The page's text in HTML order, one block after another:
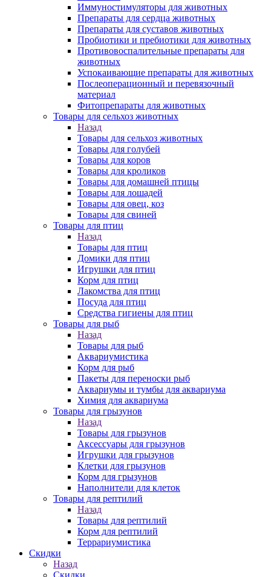
Иммуностимуляторы для животных
Препараты для сердца животных
Препараты для суставов животных
Пробиотики и пребиотики для животных
Противовоспалительные препараты для
животных
Успокаивающие препараты для животных
Послеоперационный и перевязочный
материал
Фитопрепараты для животных
Товары для сельхоз животных
Назад
Товары для сельхоз животных
Товары для голубей
Товары для коров
Товары для кроликов
Товары для домашней птицы
Товары для лошадей
Товары для овец, коз
Товары для свиней
Товары для птиц
Назад
Товары для птиц
Домики для птиц
Игрушки для птиц
Корм для птиц
Лакомства для птиц
Посуда для птиц
Средства гигиены для птиц
Товары для рыб
Назад
Товары для рыб
Аквариумистика
Корм для рыб
Пакеты для переноски рыб
Аквариумы и тумбы для аквариума
Химия для аквариума
Товары для грызунов
Назад
Товары для грызунов
Аксессуары для грызунов
Игрушки для грызунов
Клетки для грызунов
Корм для грызунов
Наполнители для клеток
Товары для рептилий
Назад
Товары для рептилий
Корм для рептилий
Террариумистика
Скидки
Назад
Скидки